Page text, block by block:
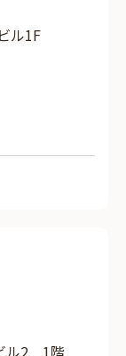
ル1F
ル2 1階